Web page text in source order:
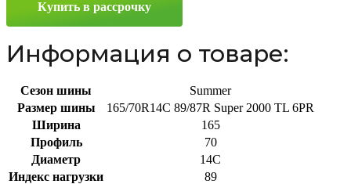
Купить в рассрочку
Информация о товаре:
Сезон шины
Summer
Размер шины
165/70R14C 89/87R Super 2000 TL 6PR
Ширина
165
Профиль
70
Диаметр
14C
Индекс нагрузки
89